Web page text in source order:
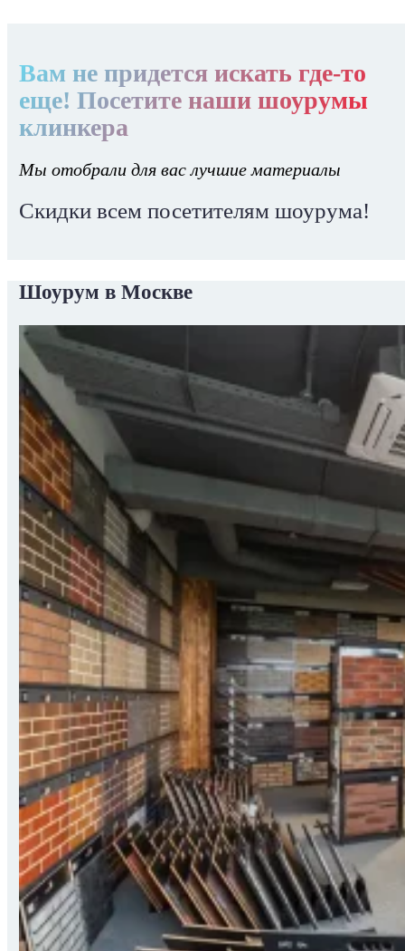
Вам не придется искать где-то
еще! Посетите наши шоурумы
клинкера
Мы отобрали для вас лучшие материалы
Скидки всем посетителям шоурума!
Шоурум в Москве